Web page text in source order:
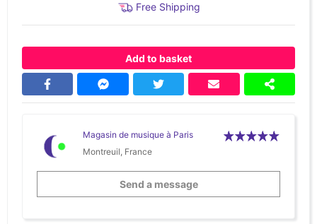
Free Shipping
Add to basket
Magasin de musique à Paris
Montreuil, France
Send a message